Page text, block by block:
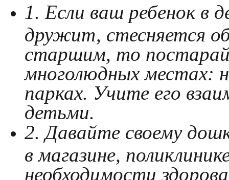
1. Если ваш ребенок в
дружит, стесняется
старшим, то
многолюдных местах:
парках. Учите его
детьми.
2. Давайте своему
в магазине,
необходимости